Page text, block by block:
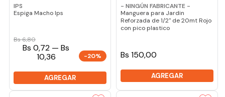
IPS
Espiga Macho Ips
Bs6,80
Bs 0,72 — Bs
10,36
-20%
AGREGAR
- NINGÚN FABRICANTE -
Manguera para Jardin
Reforzada de 1/2" de 20mt Rojo
con pico plastico
Bs 150,00
AGREGAR